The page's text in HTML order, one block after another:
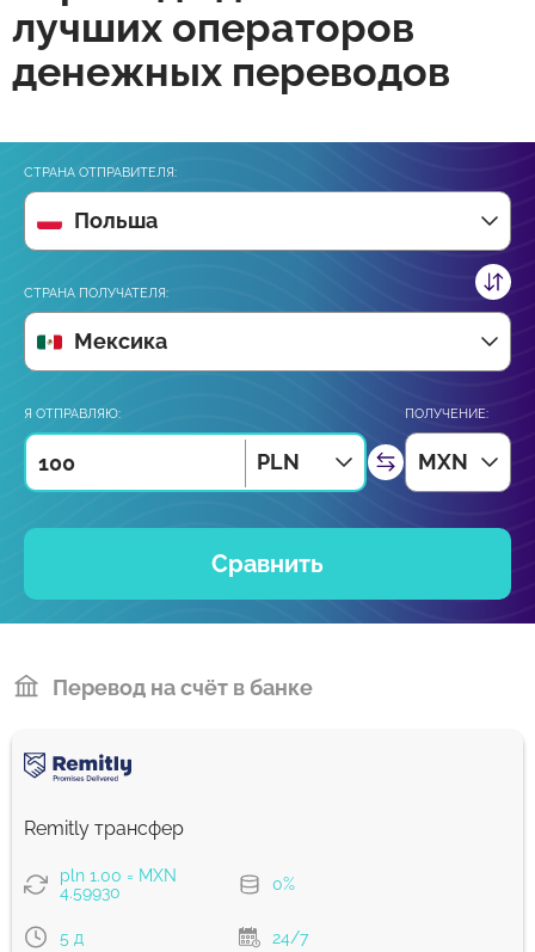
лучших операторов
денежных переводов
СТРАНА ОТПРАВИТЕЛЯ:
Польша
СТРАНА ПОЛУЧАТЕЛЯ:
Мексика
Я ОТПРАВЛЯЮ:
PLN
ПОЛУЧЕНИЕ:
MXN
Сравнить
Перевод на счёт в банке
Remitly трансфер
pln 1.00 = MXN
4.59930
0%
5 д 24/7